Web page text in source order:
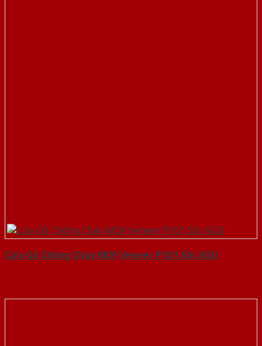
Cửa Gỗ Chống Cháy MDF Veneer P1G1 Sồi-SGD